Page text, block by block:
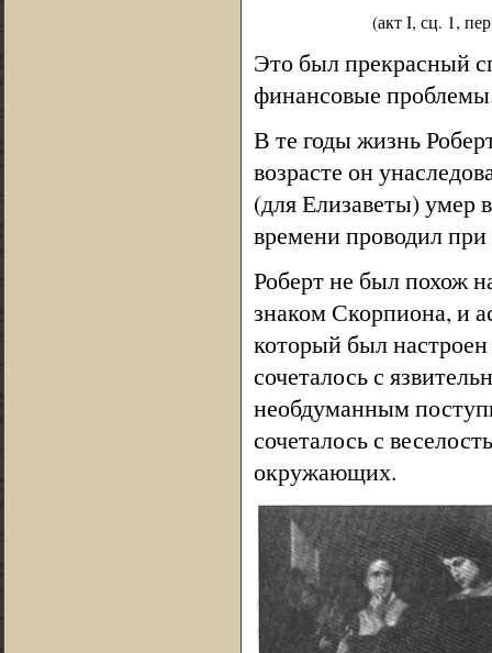
(акт I, сц. 1,
Это был прекрасный
финансовые
В те годы жизнь
возрасте он
(для Елизаветы) умер
времени проводил при
Роберт не был похож
знаком Скорпиона, и
который был
сочеталось с
необдуманным
сочеталось с
окружающих.